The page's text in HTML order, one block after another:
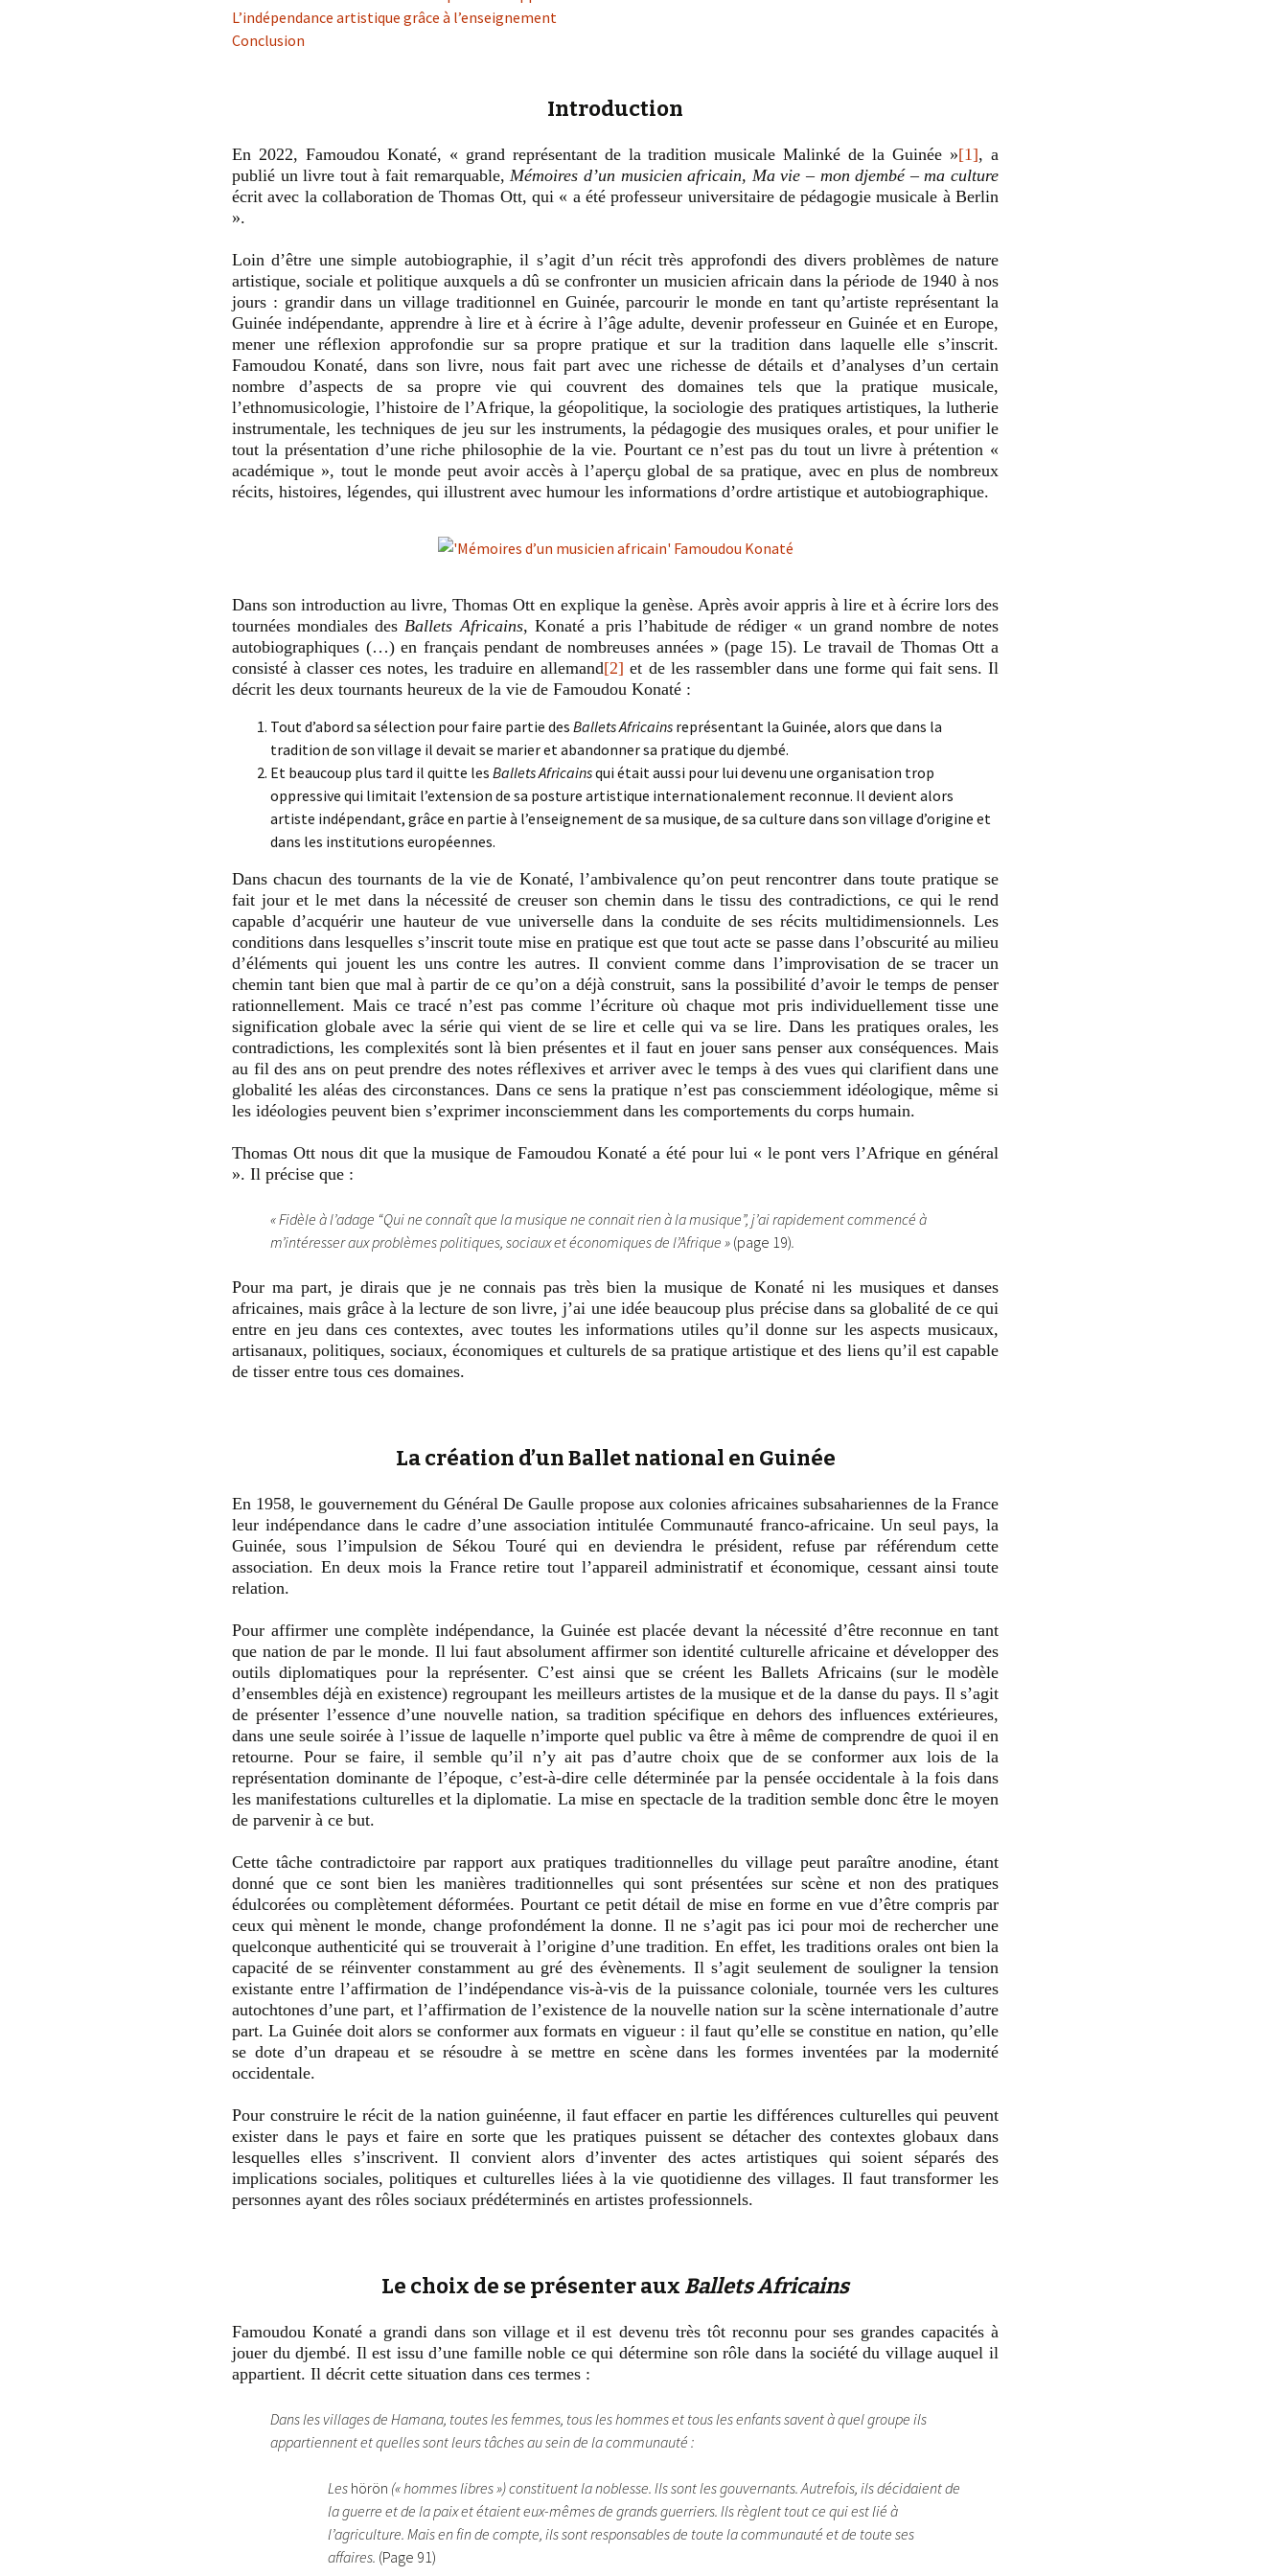
L’indépendance artistique grâce à l’enseignement
Conclusion
Introduction
En 2022, Famoudou Konaté, « grand représentant de la tradition musicale Malinké de la Guinée »[1], a
publié un livre tout à fait remarquable,Mémoires d’un musicien africain, Ma vie – mon djembé – ma culture
écrit avec la collaboration de Thomas Ott, qui « a été professeur universitaire de pédagogie musicale à Berlin
».
Loin d’être une simple autobiographie, il s’agit d’un récit très approfondi des divers problèmes de nature
artistique, sociale et politique auxquels a dû se confronter un musicien africain dans la période de 1940 à nos
jours : grandir dans un village traditionnel en Guinée, parcourir le monde en tant qu’artiste représentant la
Guinée indépendante, apprendre à lire et à écrire à l’âge adulte, devenir professeur en Guinée et en Europe,
mener une réflexion approfondie sur sa propre pratique et sur la tradition dans laquelle elle s’inscrit.
Famoudou Konaté, dans son livre, nous fait part avec une richesse de détails et d’analyses d’un certain
nombre d’aspects de sa propre vie qui couvrent des domaines tels que la pratique musicale,
l’ethnomusicologie, l’histoire de l’Afrique, la géopolitique, la sociologie des pratiques artistiques, la lutherie
instrumentale, les techniques de jeu sur les instruments, la pédagogie des musiques orales, et pour unifier le
tout la présentation d’une riche philosophie de la vie. Pourtant ce n’est pas du tout un livre à prétention «
académique », tout le monde peut avoir accès à l’aperçu global de sa pratique, avec en plus de nombreux
récits, histoires, légendes, qui illustrent avec humour les informations d’ordre artistique et autobiographique.
Dans son introduction au livre, Thomas Ott en explique la genèse. Après avoir appris à lire et à écrire lors des
tournées mondiales desBallets Africains, Konaté a pris l’habitude de rédiger « un grand nombre de notes
autobiographiques (…) en français pendant de nombreuses années » (page 15). Le travail de Thomas Ott a
consisté à classer ces notes, les traduire en allemand[2] et de les rassembler dans une forme qui fait sens. Il
décrit les deux tournants heureux de la vie de Famoudou Konaté :
Tout d’abord sa sélection pour faire partie des Ballets Africains représentant la Guinée, alors que dans la
tradition de son village il devait se marier et abandonner sa pratique du djembé.
Et beaucoup plus tard il quitte les Ballets Africainsqui était aussi pour lui devenu une organisation trop
oppressive qui limitait l’extension de sa posture artistique internationalement reconnue. Il devient alors
artiste indépendant, grâce en partie à l’enseignement de sa musique, de sa culture dans son village d’origine et
dans les institutions européennes.
Dans chacun des tournants de la vie de Konaté, l’ambivalence qu’on peut rencontrer dans toute pratique se
fait jour et le met dans la nécessité de creuser son chemin dans le tissu des contradictions, ce qui le rend
capable d’acquérir une hauteur de vue universelle dans la conduite de ses récits multidimensionnels. Les
conditions dans lesquelles s’inscrit toute mise en pratique est que tout acte se passe dans l’obscurité au milieu
d’éléments qui jouent les uns contre les autres. Il convient comme dans l’improvisation de se tracer un
chemin tant bien que mal à partir de ce qu’on a déjà construit, sans la possibilité d’avoir le temps de penser
rationnellement. Mais ce tracé n’est pas comme l’écriture où chaque mot pris individuellement tisse une
signification globale avec la série qui vient de se lire et celle qui va se lire. Dans les pratiques orales, les
contradictions, les complexités sont là bien présentes et il faut en jouer sans penser aux conséquences. Mais
au fil des ans on peut prendre des notes réflexives et arriver avec le temps à des vues qui clarifient dans une
globalité les aléas des circonstances. Dans ce sens la pratique n’est pas consciemment idéologique, même si
les idéologies peuvent bien s’exprimer inconsciemment dans les comportements du corps humain.
Thomas Ott nous dit que la musique de Famoudou Konaté a été pour lui « le pont vers l’Afrique en général
». Il précise que :
« Fidèle à l’adage “Qui ne connaît que la musique ne connait rien à la musique”, j’ai rapidement commencé à
m’intéresser aux problèmes politiques, sociaux et économiques de l’Afrique » (page 19).
Pour ma part, je dirais que je ne connais pas très bien la musique de Konaté ni les musiques et danses
africaines, mais grâce à la lecture de son livre, j’ai une idée beaucoup plus précise dans sa globalité de ce qui
entre en jeu dans ces contextes, avec toutes les informations utiles qu’il donne sur les aspects musicaux,
artisanaux, politiques, sociaux, économiques et culturels de sa pratique artistique et des liens qu’il est capable
de tisser entre tous ces domaines.
La création d’un Ballet national en Guinée
En 1958, le gouvernement du Général De Gaulle propose aux colonies africaines subsahariennes de la France
leur indépendance dans le cadre d’une association intitulée Communauté franco-africaine. Un seul pays, la
Guinée, sous l’impulsion de Sékou Touré qui en deviendra le président, refuse par référendum cette
association. En deux mois la France retire tout l’appareil administratif et économique, cessant ainsi toute
relation.
Pour affirmer une complète indépendance, la Guinée est placée devant la nécessité d’être reconnue en tant
que nation de par le monde. Il lui faut absolument affirmer son identité culturelle africaine et développer des
outils diplomatiques pour la représenter. C’est ainsi que se créent les Ballets Africains (sur le modèle
d’ensembles déjà en existence) regroupant les meilleurs artistes de la musique et de la danse du pays. Il s’agit
de présenter l’essence d’une nouvelle nation, sa tradition spécifique en dehors des influences extérieures,
dans une seule soirée à l’issue de laquelle n’importe quel public va être à même de comprendre de quoi il en
retourne. Pour se faire, il semble qu’il n’y ait pas d’autre choix que de se conformer aux lois de la
représentation dominante de l’époque, c’est-à-dire celle déterminée par la pensée occidentale à la fois dans
les manifestations culturelles et la diplomatie. La mise en spectacle de la tradition semble donc être le moyen
de parvenir à ce but.
Cette tâche contradictoire par rapport aux pratiques traditionnelles du village peut paraître anodine, étant
donné que ce sont bien les manières traditionnelles qui sont présentées sur scène et non des pratiques
édulcorées ou complètement déformées. Pourtant ce petit détail de mise en forme en vue d’être compris par
ceux qui mènent le monde, change profondément la donne. Il ne s’agit pas ici pour moi de rechercher une
quelconque authenticité qui se trouverait à l’origine d’une tradition. En effet, les traditions orales ont bien la
capacité de se réinventer constamment au gré des évènements. Il s’agit seulement de souligner la tension
existante entre l’affirmation de l’indépendance vis-à-vis de la puissance coloniale, tournée vers les cultures
autochtones d’une part, et l’affirmation de l’existence de la nouvelle nation sur la scène internationale d’autre
part. La Guinée doit alors se conformer aux formats en vigueur : il faut qu’elle se constitue en nation, qu’elle
se dote d’un drapeau et se résoudre à se mettre en scène dans les formes inventées par la modernité
occidentale.
Pour construire le récit de la nation guinéenne, il faut effacer en partie les différences culturelles qui peuvent
exister dans le pays et faire en sorte que les pratiques puissent se détacher des contextes globaux dans
lesquelles elles s’inscrivent. Il convient alors d’inventer des actes artistiques qui soient séparés des
implications sociales, politiques et culturelles liées à la vie quotidienne des villages. Il faut transformer les
personnes ayant des rôles sociaux prédéterminés en artistes professionnels.
Le choix de se présenter aux Ballets Africains
Famoudou Konaté a grandi dans son village et il est devenu très tôt reconnu pour ses grandes capacités à
jouer du djembé. Il est issu d’une famille noble ce qui détermine son rôle dans la société du village auquel il
appartient. Il décrit cette situation dans ces termes :
Dans les villages de Hamana, toutes les femmes, tous les hommes et tous les enfants savent à quel groupe ils
appartiennent et quelles sont leurs tâches au sein de la communauté :
Les hörön (« hommes libres ») constituent la noblesse. Ils sont les gouvernants. Autrefois, ils décidaient de
la guerre et de la paix et étaient eux-mêmes de grands guerriers. Ils règlent tout ce qui est lié à
l’agriculture. Mais en fin de compte, ils sont responsables de toute la communauté et de toute ses
affaires. (Page 91)